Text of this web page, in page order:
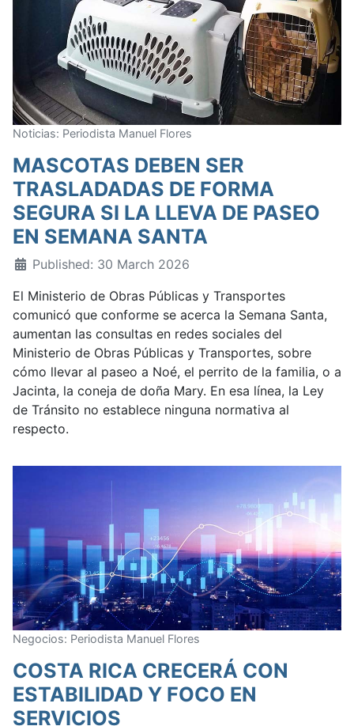
Noticias: Periodista Manuel Flores
MASCOTAS DEBEN SER
TRASLADADAS DE FORMA
SEGURA SI LA LLEVA DE PASEO
EN SEMANA SANTA
Published: 30 March 2026
El Ministerio de Obras Públicas y Transportes
comunicó que conforme se acerca la Semana Santa,
aumentan las consultas en redes sociales del
Ministerio de Obras Públicas y Transportes, sobre
cómo llevar al paseo a Noé, el perrito de la familia, o a
Jacinta, la coneja de doña Mary. En esa línea, la Ley
de Tránsito no establece ninguna normativa al
respecto.
Negocios: Periodista Manuel Flores
COSTA RICA CRECERÁ CON
ESTABILIDAD Y FOCO EN
SERVICIOS